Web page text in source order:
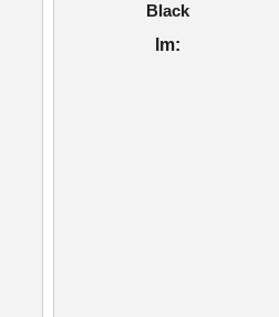
Black
lm: